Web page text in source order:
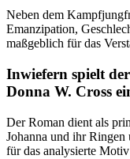
Neben dem
Emanzipation,
maßgeblich für das
Inwiefern spielt
Donna W. Cross
Der Roman dient als
Johanna und ihr
für das analysierte